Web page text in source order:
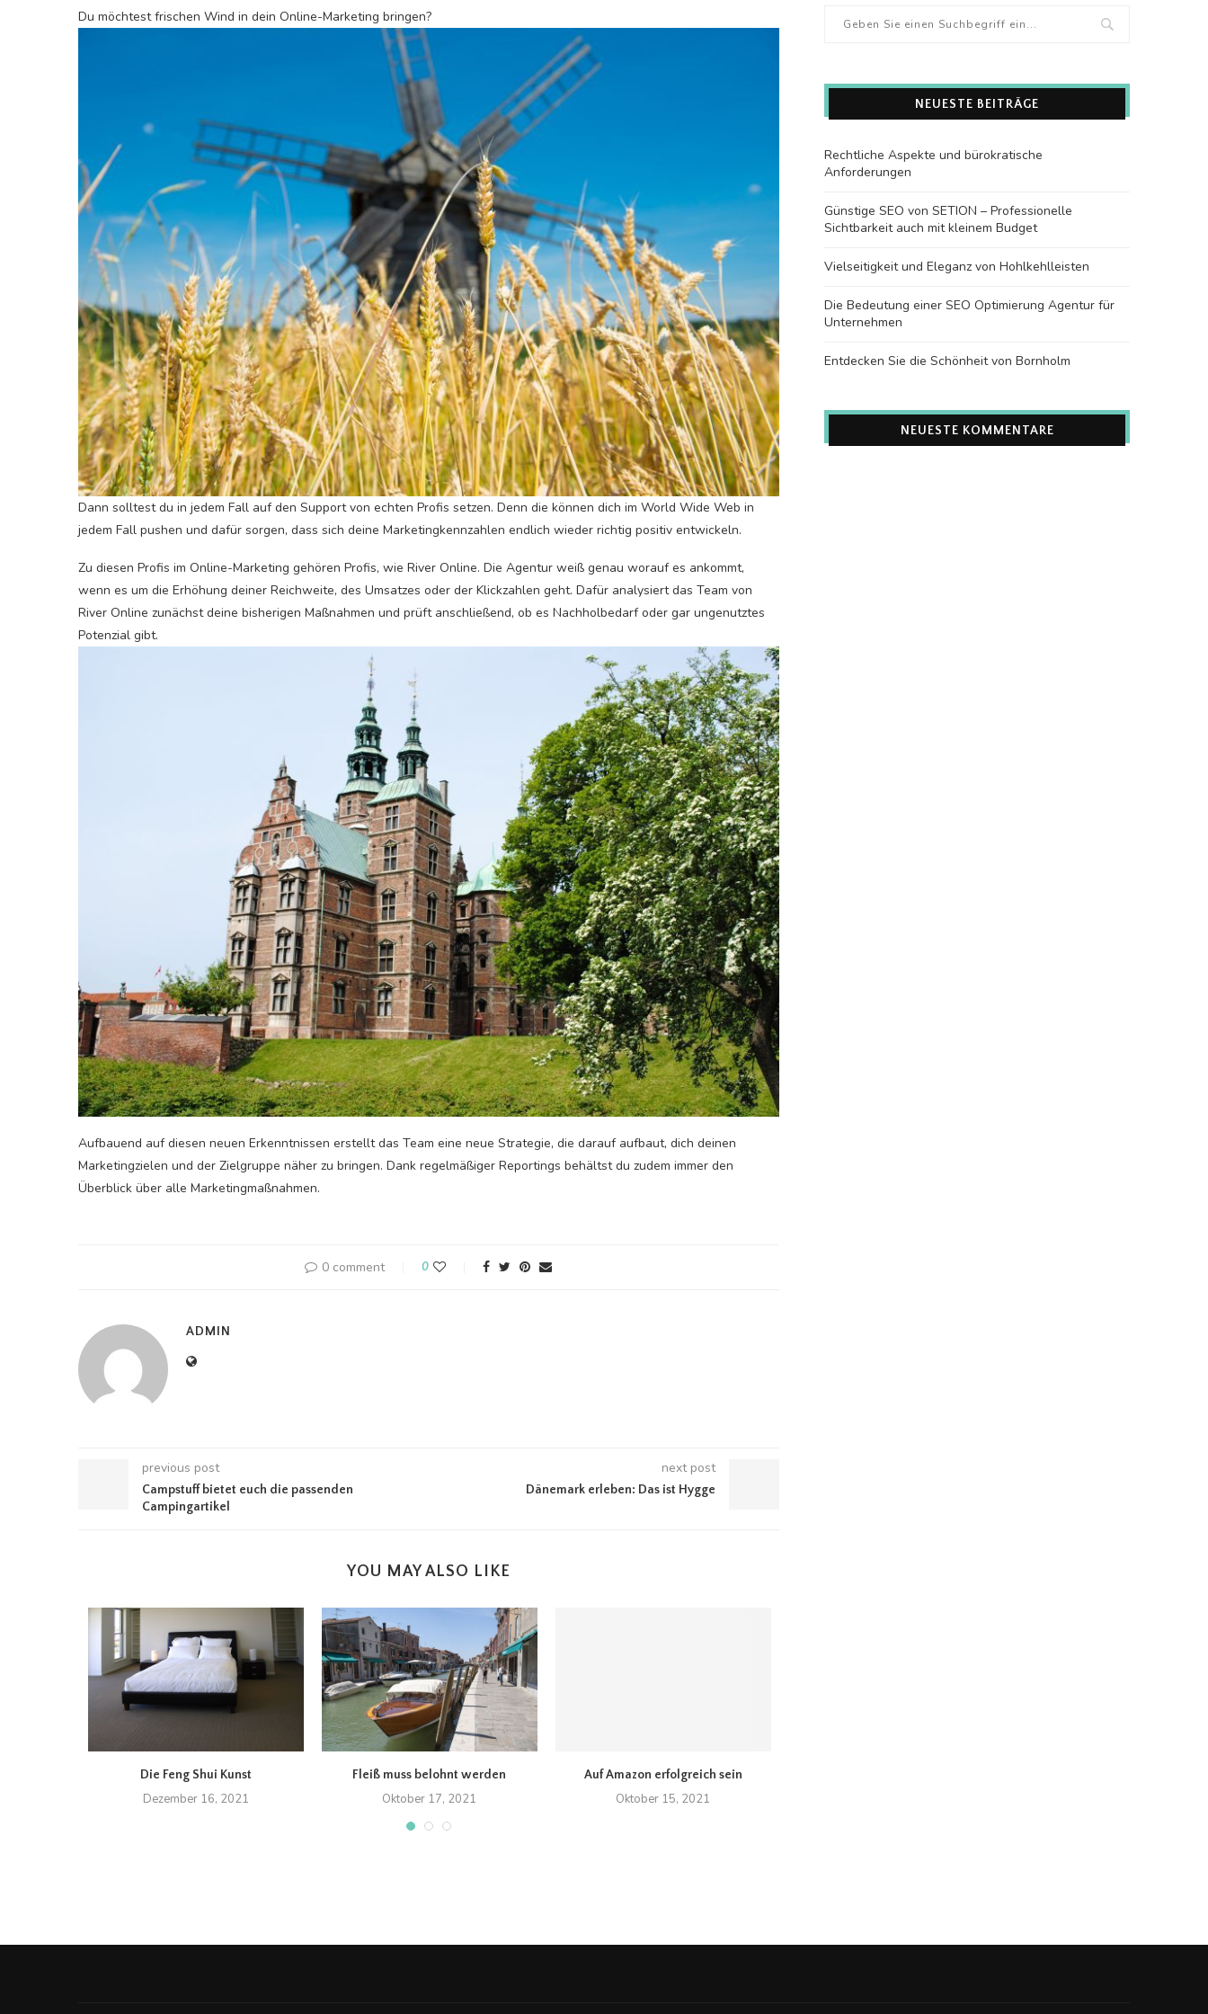
Du möchtest frischen Wind in dein Online-Marketing bringen?
Dann solltest du in jedem Fall auf den Support von echten Profis setzen. Denn die können dich im World Wide Web in
jedem Fall pushen und dafür sorgen, dass sich deine Marketingkennzahlen endlich wieder richtig positiv entwickeln.
Zu diesen Profis im Online-Marketing gehören Profis, wie River Online. Die Agentur weiß genau worauf es ankommt,
wenn es um die Erhöhung deiner Reichweite, des Umsatzes oder der Klickzahlen geht. Dafür analysiert das Team von
River Online zunächst deine bisherigen Maßnahmen und prüft anschließend, ob es Nachholbedarf oder gar ungenutztes
Potenzial gibt.
Aufbauend auf diesen neuen Erkenntnissen erstellt das Team eine neue Strategie, die darauf aufbaut, dich deinen
Marketingzielen und der Zielgruppe näher zu bringen. Dank regelmäßiger Reportings behältst du zudem immer den
Überblick über alle Marketingmaßnahmen.
0 comment 0
ADMIN
previous post
Campstuff bietet euch die passenden
Campingartikel
next post
Dänemark erleben: Das ist Hygge
YOU MAY ALSO LIKE
Die Feng Shui Kunst
Dezember 16, 2021
Fleiß muss belohnt werden
Oktober 17, 2021
Auf Amazon erfolgreich sein
Oktober 15, 2021
NEUESTE BEITRÄGE
Rechtliche Aspekte und bürokratische
Anforderungen
Günstige SEO von SETION – Professionelle
Sichtbarkeit auch mit kleinem Budget
Vielseitigkeit und Eleganz von Hohlkehlleisten
Die Bedeutung einer SEO Optimierung Agentur für
Unternehmen
Entdecken Sie die Schönheit von Bornholm
NEUESTE KOMMENTARE